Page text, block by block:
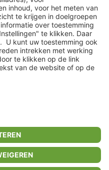
limango.pl